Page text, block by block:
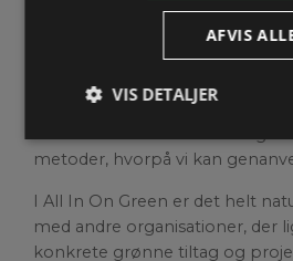
og arbejder dedikeret for, at
Sammen kæmper vi for en
plastikforurening gennem
Danmark og udlandet.
metoder, hvorpå vi kan
I All In On Green er det helt
med andre organisationer, der
konkrete grønne tiltag og
AFVIS
VIS DETALJER